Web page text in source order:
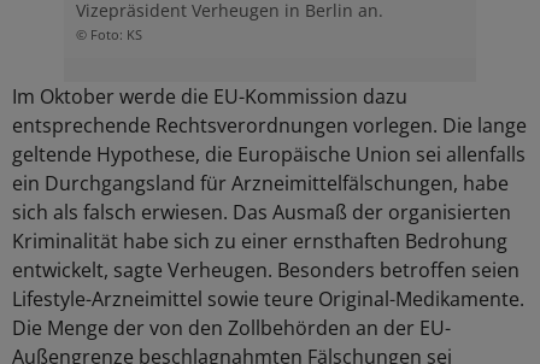
Vizepräsident Verheugen in Berlin an.
© Foto: KS
Im Oktober werde die EU-Kommission dazu
entsprechende Rechtsverordnungen vorlegen. Die lange
geltende Hypothese, die Europäische Union sei allenfalls
ein Durchgangsland für Arzneimittelfälschungen, habe
sich als falsch erwiesen. Das Ausmaß der organisierten
Kriminalität habe sich zu einer ernsthaften Bedrohung
entwickelt, sagte Verheugen. Besonders betroffen seien
Lifestyle-Arzneimittel sowie teure Original-Medikamente.
Die Menge der von den Zollbehörden an der EU-
Außengrenze beschlagnahmten Fälschungen sei